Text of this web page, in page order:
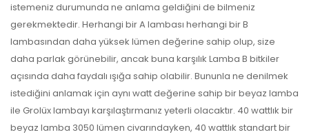
istemeniz durumunda ne anlama geldiğini de bilmeniz
gerekmektedir. Herhangi bir A lambası herhangi bir B
lambasından daha yüksek lümen değerine sahip olup, size
daha parlak görünebilir, ancak buna karşılık Lamba B bitkiler
açısında daha faydalı ışığa sahip olabilir. Bununla ne denilmek
istediğini anlamak için aynı watt değerine sahip bir beyaz lamba
ile Grolüx lambayı karşılaştırmanız yeterli olacaktır. 40 wattlık bir
beyaz lamba 3050 lümen civarındayken, 40 wattlık standart bir